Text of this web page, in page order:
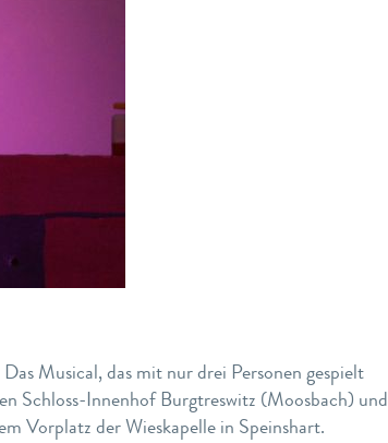
Musical, das mit nur drei Personen gespielt
Schloss-Innenhof Burgtreswitz (Moosbach) und
Vorplatz der Wieskapelle in Speinshart.